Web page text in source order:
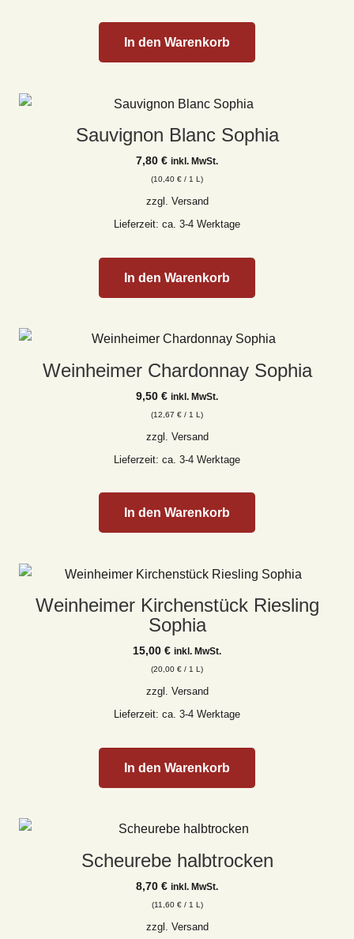
In den Warenkorb
Sauvignon Blanc Sophia
7,80 € inkl. MwSt.
(10,40 € / 1 L)
zzgl. Versand
Lieferzeit: ca. 3-4 Werktage
In den Warenkorb
Weinheimer Chardonnay Sophia
9,50 € inkl. MwSt.
(12,67 € / 1 L)
zzgl. Versand
Lieferzeit: ca. 3-4 Werktage
In den Warenkorb
Weinheimer Kirchenstück Riesling
Sophia
15,00 € inkl. MwSt.
(20,00 € / 1 L)
zzgl. Versand
Lieferzeit: ca. 3-4 Werktage
In den Warenkorb
Scheurebe halbtrocken
8,70 € inkl. MwSt.
(11,60 €/ 1 L)
zzgl. Versand